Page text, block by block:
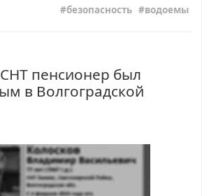
безопасность водоемы
пенсионер был
в Волгоградской